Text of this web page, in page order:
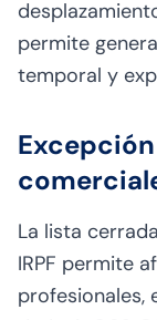
permite
temporal y
La lista
IRPF permite
profesionales,